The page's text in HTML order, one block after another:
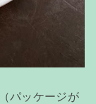
パッケージが